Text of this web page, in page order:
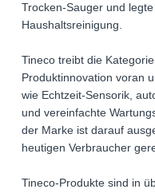
Trocken-Sauger und
Haushaltsreinigung.
Tineco treibt die
Produktinnovation voran
wie Echtzeit-Sensorik,
und vereinfachte
der Marke ist darauf
heutigen Verbraucher
Tineco-Produkte sind in